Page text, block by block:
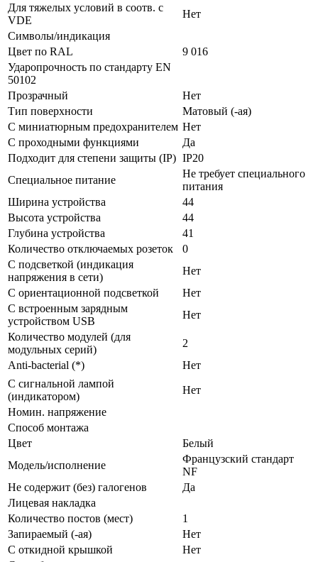
Для тяжелых условий в соотв. с
VDE
Нет
Символы/индикация
Цвет по RAL
9 016
Ударопрочность по стандарту EN
50102
Прозрачный
Нет
Тип поверхности
Матовый (-ая)
С миниатюрным предохранителем Нет
С проходными функциями
Да
Подходит для степени защиты (IP) IP20
Специальное питание
Не требует специального
питания
Ширина устройства
44
Высота устройства
44
Глубина устройства
41
Количество отключаемых розеток
0
С подсветкой (индикация
напряжения в сети)
Нет
С ориентационной подсветкой
Нет
С встроенным зарядным
устройством USB
Нет
Количество модулей (для
модульных серий)
2
Anti-bacterial (*)
Нет
С сигнальной лампой
(индикатором)
Нет
Номин. напряжение
Способ монтажа
Цвет
Белый
Модель/исполнение
Французский стандарт
NF
Не содержит (без) галогенов
Да
Лицевая накладка
Количество постов (мест)
1
Запираемый (-ая)
Нет
С откидной крышкой
Нет